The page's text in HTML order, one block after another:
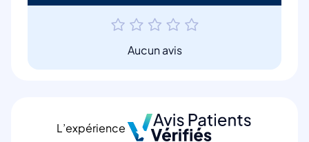
Aucun avis
L’expérience